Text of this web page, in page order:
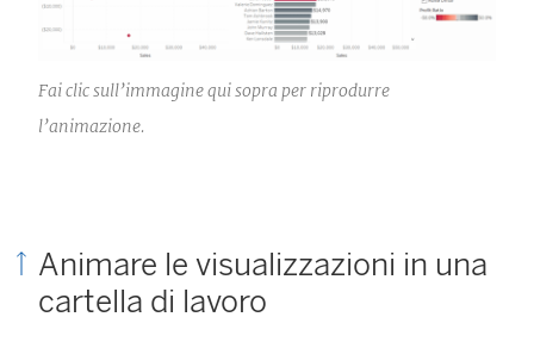
Fai clic sull’immagine qui sopra per riprodurre
l’animazione.
Animare le visualizzazioni in una
cartella di lavoro